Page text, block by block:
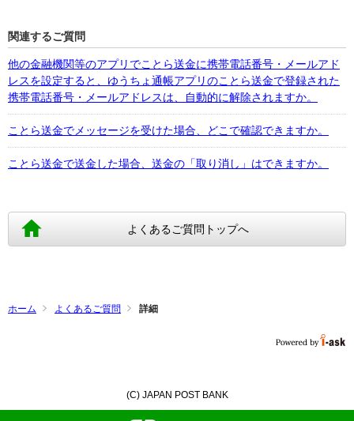
関連するご質問
他の金融機関等のアプリでことら送金に携帯電話番号・メールアド
レスを設定すると、ゆうちょ通帳アプリのことら送金で登録された
携帯電話番号・メールアドレスは、自動的に解除されますか。
ことら送金でメッセージを受けた場合、どこで確認できますか。
ことら送金で送金した場合、送金の「取り消し」はできますか。
よくあるご質問トップへ
ホーム よくあるご質問 詳細
(C) JAPAN POST BANK